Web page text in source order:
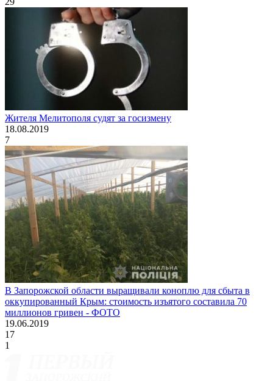
Жителя Мелитополя судят за госизмену
18.08.2019
7
В Запорожской области выращивали коноплю для сбыта в
оккупированный Крым: стоимость изъятого составила 70
миллионов гривен - ФОТО
19.06.2019
17
1